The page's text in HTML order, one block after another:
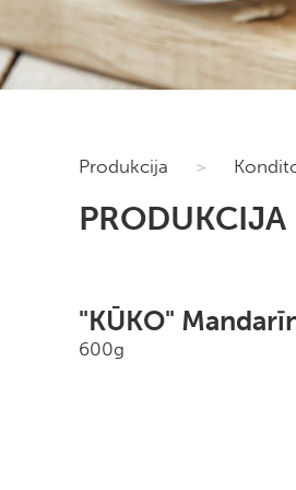
Produkcija >
PRODUKCIJA
"KŪKO"
600g